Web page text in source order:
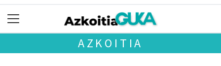
AZKOITIA